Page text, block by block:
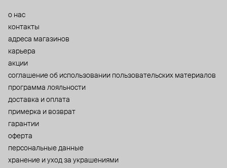
о нас
контакты
адреса магазинов
карьера
акции
cоглашение об использовании пользовательских материалов
программа лояльности
доставка и оплата
примерка и возврат
гарантии
оферта
персональные данные
хранение и уход за украшениями